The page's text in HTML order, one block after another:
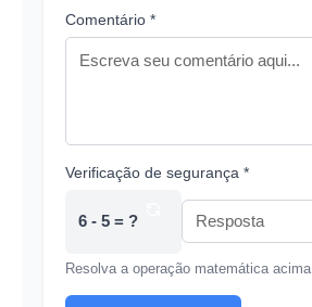
Comentário *
Verificação de segurança *
6 - 5 = ?
Resolva a operação matemática acima